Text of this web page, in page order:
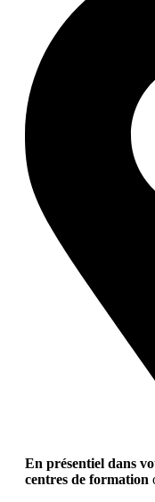
En présentiel dans
centres de formation